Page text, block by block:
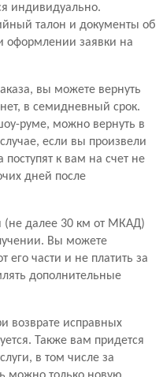
индивидуально.
талон и документы об
оформлении заявки на
вы можете вернуть
в семидневный срок.
руме, можно вернуть в
если вы произвели
к вам на счет не
дней после
далее 30 км от МКАД)
Вы можете
его части и не платить за
дополнительные
возврате исправных
Также вам придется
в том числе за